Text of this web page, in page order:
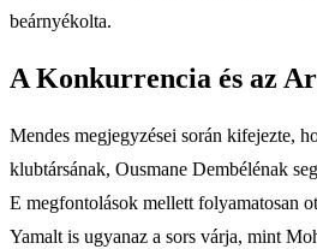
beárnyékolta.
A Konkurrencia és az
Mendes megjegyzései során kifejezte,
klubtársának, Ousmane Dembélénak
E megfontolások mellett folyamatosan
Yamalt is ugyanaz a sors várja, mint